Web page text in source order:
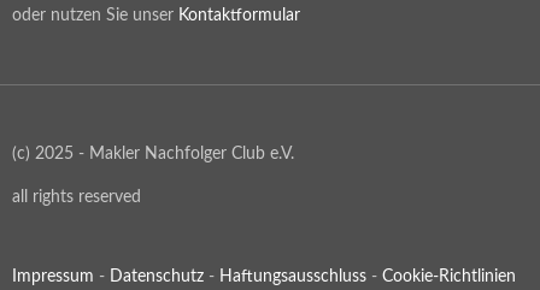
oder nutzen Sie unser Kontaktformular
(c) 2025 - Makler Nachfolger Club e.V.
all rights reserved
Impressum - Datenschutz - Haftungsausschluss - Cookie-Richtlinien